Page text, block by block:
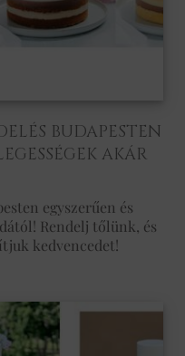
BUDAPESTEN
AKÁR
egyszerűen és
Rendelj tőlünk, és
kedvencedet!